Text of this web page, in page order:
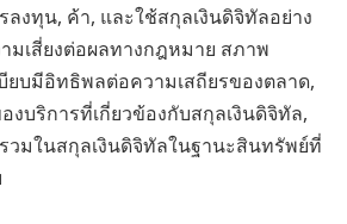
งทุน, ค้า, และใช้สกุลเงินดิจิทัลอย่าง
มเสี่ยงต่อผลทางกฎหมาย สภาพ
ยบมีอิทธิพลต่อความเสถียรของตลาด,
บริการที่เกี่ยวข้องกับสกุลเงินดิจิทัล,
วมในสกุลเงินดิจิทัลในฐานะสินทรัพย์ที่